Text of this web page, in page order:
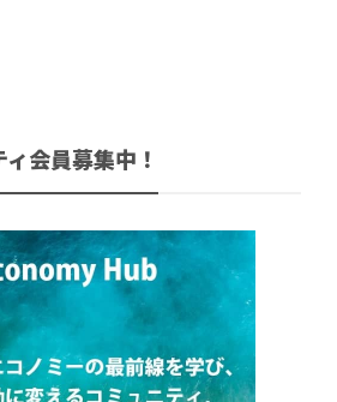
会員募集中！